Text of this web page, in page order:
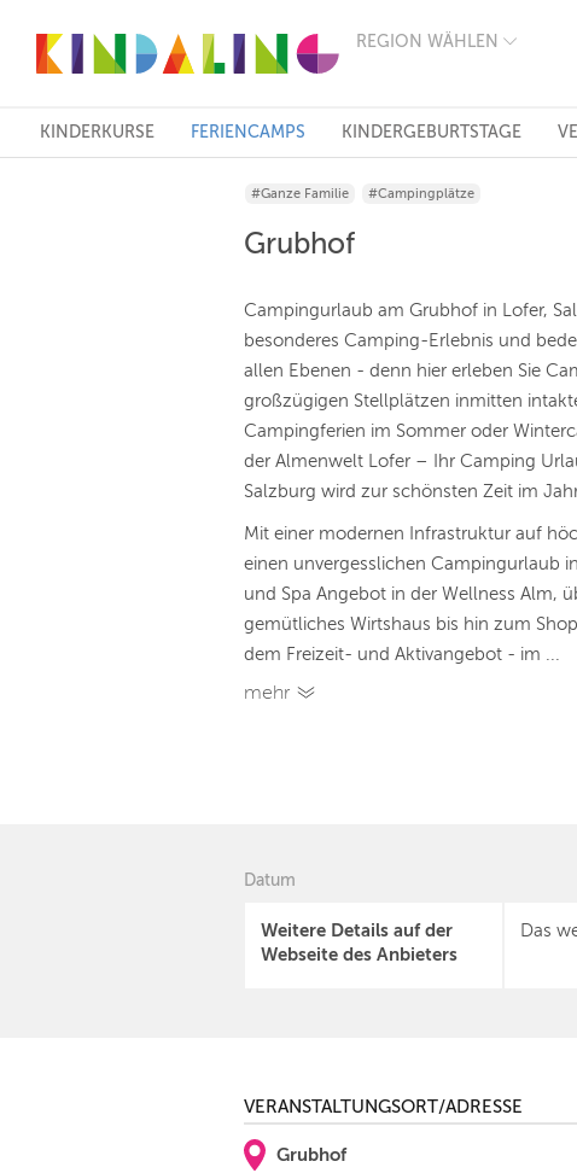
REGION WÄHLEN
FRANKFURT
KÖLN
STUTTGART
DRESDEN
WIEN
ZÜRICH
ANDERE
REGIONEN
KINDERKURSE FERIENCAMPS KINDERGEBURTSTAGE
#Ganze Familie #Campingplätze
Grubhof
Campingurlaub am Grubhof in Lofer,
besonderes Camping-Erlebnis und
allen Ebenen - denn hier erleben Sie
großzügigen Stellplätzen inmitten
Campingferien im Sommer oder
der Almenwelt Lofer – Ihr Camping
Salzburg wird zur schönsten Zeit im
Mit einer modernen Infrastruktur auf
einen unvergesslichen Campingurlaub
und Spa Angebot in der Wellness Alm,
gemütliches Wirtshaus bis hin zum
dem Freizeit- und Aktivangebot - im ...
mehr
Datum
Weitere Details auf der
Webseite des Anbieters
Das
VERANSTALTUNGSORT/ADRESSE
Grubhof